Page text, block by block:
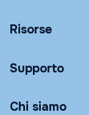
Risorse
Supporto
Chi siamo